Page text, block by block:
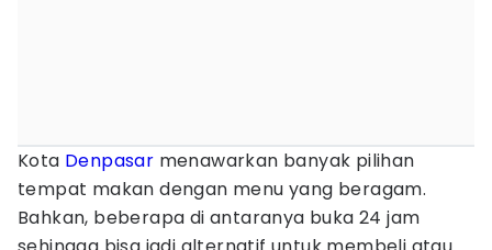
Kota Denpasar menawarkan banyak pilihan
tempat makan dengan menu yang beragam.
Bahkan, beberapa di antaranya buka 24 jam